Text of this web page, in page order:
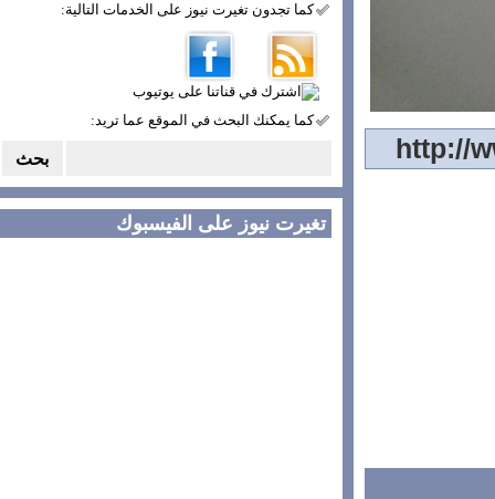
كما تجدون تغيرت نيوز على الخدمات التالية:
كما يمكنك البحث في الموقع عما تريد:
تغيرت نيوز على الفيسبوك